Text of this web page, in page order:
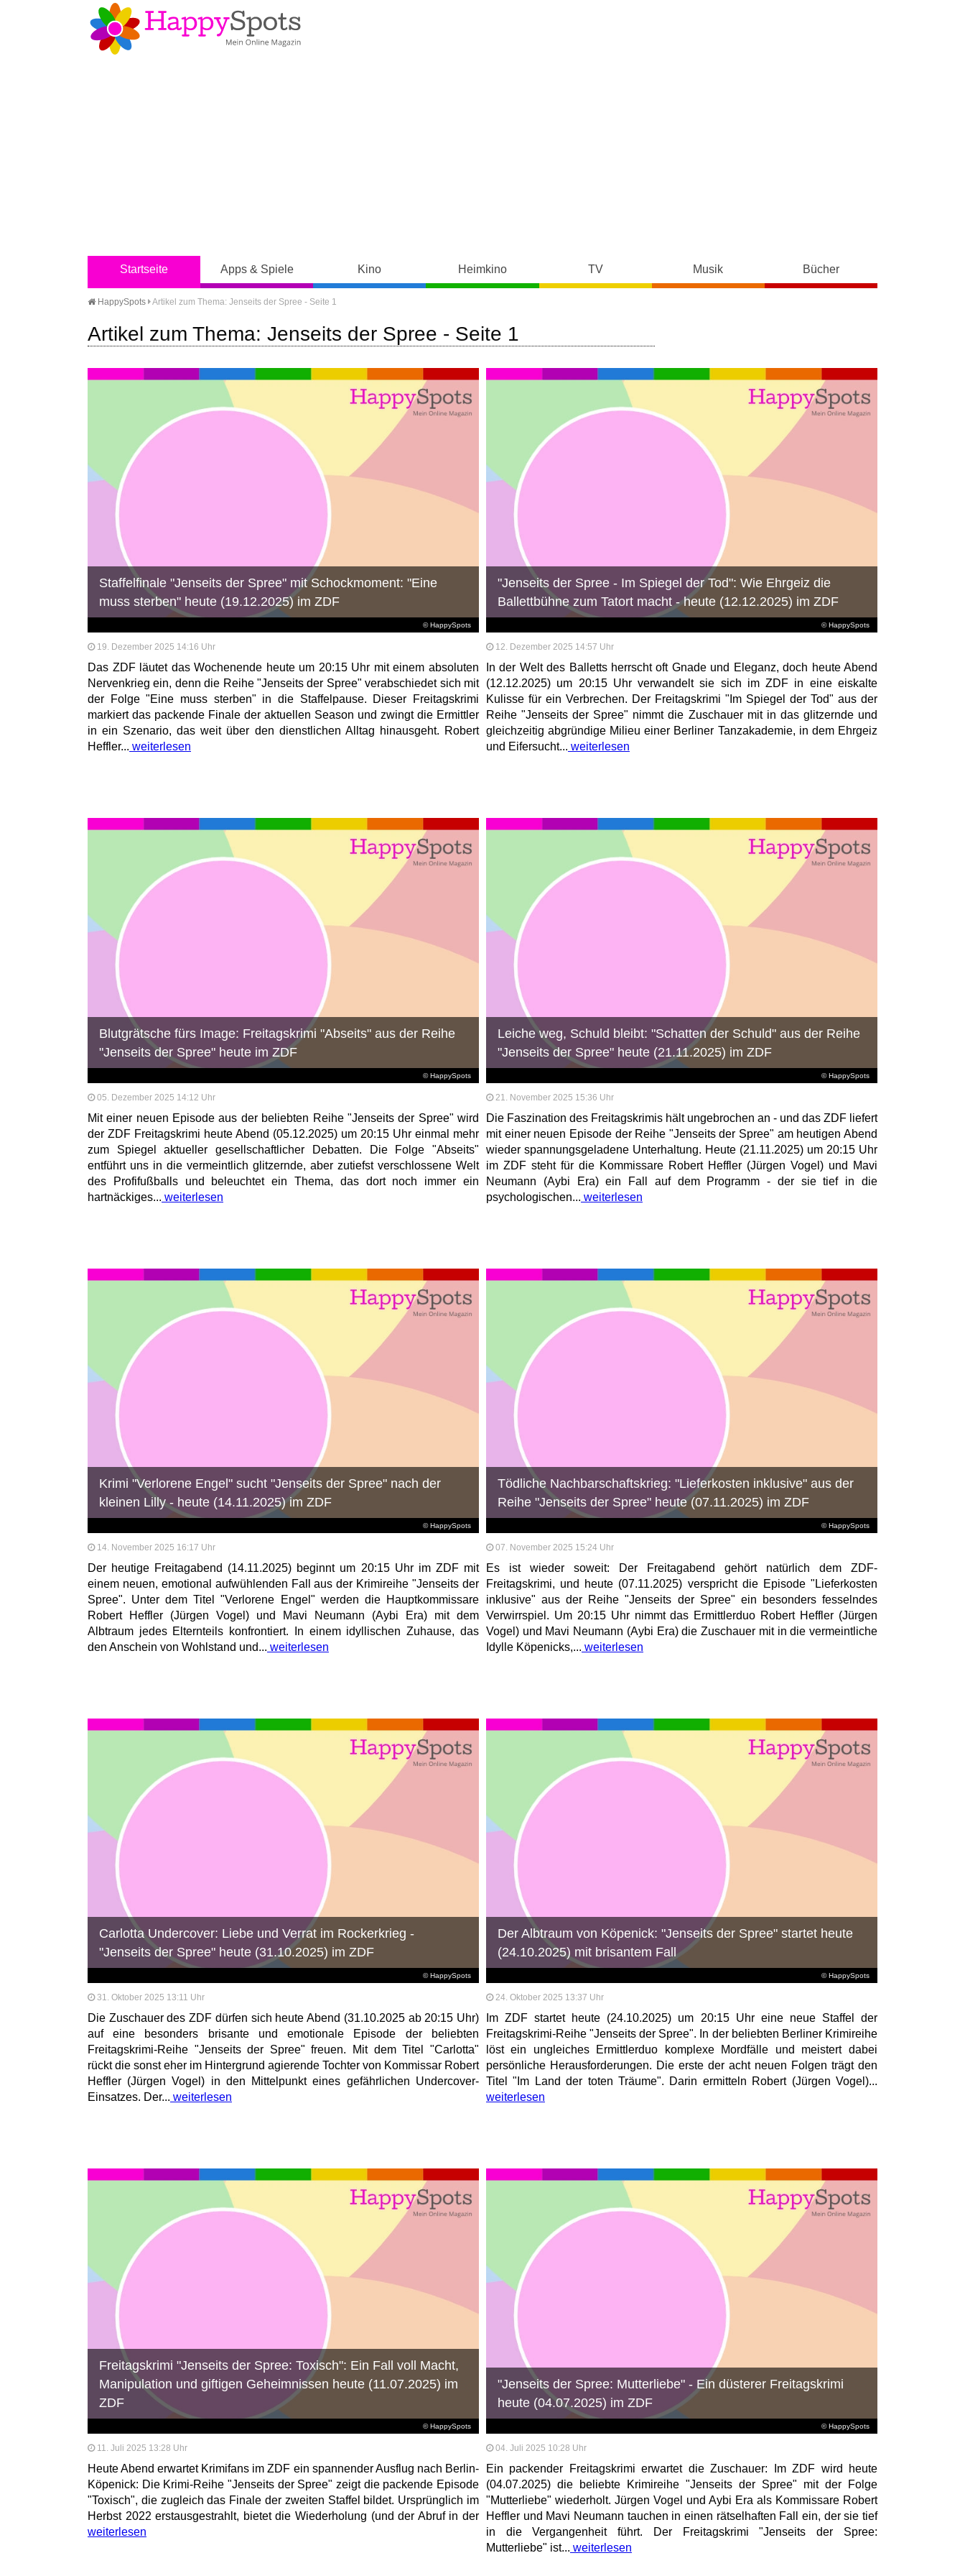
Startseite Apps & Spiele Kino Heimkino TV Musik Bücher
HappySpots Artikel zum Thema: Jenseits der Spree - Seite 1
Artikel zum Thema: Jenseits der Spree - Seite 1
© HappySpots
Staffelfinale "Jenseits der Spree" mit Schockmoment: "Eine
muss sterben" heute (19.12.2025) im ZDF
19. Dezember 2025 14:16 Uhr
Das ZDF läutet das Wochenende heute um 20:15 Uhr mit einem absoluten
Nervenkrieg ein, denn die Reihe "Jenseits der Spree" verabschiedet sich mit
der Folge "Eine muss sterben" in die Staffelpause. Dieser Freitagskrimi
markiert das packende Finale der aktuellen Season und zwingt die Ermittler
in ein Szenario, das weit über den dienstlichen Alltag hinausgeht. Robert
Heffler... weiterlesen
© HappySpots
"Jenseits der Spree - Im Spiegel der Tod": Wie Ehrgeiz die
Ballettbühne zum Tatort macht - heute (12.12.2025) im ZDF
12. Dezember 2025 14:57 Uhr
In der Welt des Balletts herrscht oft Gnade und Eleganz, doch heute Abend
(12.12.2025) um 20:15 Uhr verwandelt sie sich im ZDF in eine eiskalte
Kulisse für ein Verbrechen. Der Freitagskrimi "Im Spiegel der Tod" aus der
Reihe "Jenseits der Spree" nimmt die Zuschauer mit in das glitzernde und
gleichzeitig abgründige Milieu einer Berliner Tanzakademie, in dem Ehrgeiz
und Eifersucht... weiterlesen
© HappySpots
Blutgrätsche fürs Image: Freitagskrimi "Abseits" aus der Reihe
"Jenseits der Spree" heute im ZDF
05. Dezember 2025 14:12 Uhr
Mit einer neuen Episode aus der beliebten Reihe "Jenseits der Spree" wird
der ZDF Freitagskrimi heute Abend (05.12.2025) um 20:15 Uhr einmal mehr
zum Spiegel aktueller gesellschaftlicher Debatten. Die Folge "Abseits"
entführt uns in die vermeintlich glitzernde, aber zutiefst verschlossene Welt
des Profifußballs und beleuchtet ein Thema, das dort noch immer ein
hartnäckiges... weiterlesen
© HappySpots
Leiche weg, Schuld bleibt: "Schatten der Schuld" aus der Reihe
"Jenseits der Spree" heute (21.11.2025) im ZDF
21. November 2025 15:36 Uhr
Die Faszination des Freitagskrimis hält ungebrochen an - und das ZDF liefert
mit einer neuen Episode der Reihe "Jenseits der Spree" am heutigen Abend
wieder spannungsgeladene Unterhaltung. Heute (21.11.2025) um 20:15 Uhr
im ZDF steht für die Kommissare Robert Heffler (Jürgen Vogel) und Mavi
Neumann (Aybi Era) ein Fall auf dem Programm - der sie tief in die
psychologischen... weiterlesen
© HappySpots
Krimi "Verlorene Engel" sucht "Jenseits der Spree" nach der
kleinen Lilly - heute (14.11.2025) im ZDF
14. November 2025 16:17 Uhr
Der heutige Freitagabend (14.11.2025) beginnt um 20:15 Uhr im ZDF mit
einem neuen, emotional aufwühlenden Fall aus der Krimireihe "Jenseits der
Spree". Unter dem Titel "Verlorene Engel" werden die Hauptkommissare
Robert Heffler (Jürgen Vogel) und Mavi Neumann (Aybi Era) mit dem
Albtraum jedes Elternteils konfrontiert. In einem idyllischen Zuhause, das
den Anschein von Wohlstand und... weiterlesen
© HappySpots
Tödliche Nachbarschaftskrieg: "Lieferkosten inklusive" aus der
Reihe "Jenseits der Spree" heute (07.11.2025) im ZDF
07. November 2025 15:24 Uhr
Es ist wieder soweit: Der Freitagabend gehört natürlich dem ZDF-
Freitagskrimi, und heute (07.11.2025) verspricht die Episode "Lieferkosten
inklusive" aus der Reihe "Jenseits der Spree" ein besonders fesselndes
Verwirrspiel. Um 20:15 Uhr nimmt das Ermittlerduo Robert Heffler (Jürgen
Vogel) und Mavi Neumann (Aybi Era) die Zuschauer mit in die vermeintliche
Idylle Köpenicks,... weiterlesen
© HappySpots
Carlotta Undercover: Liebe und Verrat im Rockerkrieg -
"Jenseits der Spree" heute (31.10.2025) im ZDF
31. Oktober 2025 13:11 Uhr
Die Zuschauer des ZDF dürfen sich heute Abend (31.10.2025 ab 20:15 Uhr)
auf eine besonders brisante und emotionale Episode der beliebten
Freitagskrimi-Reihe "Jenseits der Spree" freuen. Mit dem Titel "Carlotta"
rückt die sonst eher im Hintergrund agierende Tochter von Kommissar Robert
Heffler (Jürgen Vogel) in den Mittelpunkt eines gefährlichen Undercover-
Einsatzes. Der... weiterlesen
© HappySpots
Der Albtraum von Köpenick: "Jenseits der Spree" startet heute
(24.10.2025) mit brisantem Fall
24. Oktober 2025 13:37 Uhr
Im ZDF startet heute (24.10.2025) um 20:15 Uhr eine neue Staffel der
Freitagskrimi-Reihe "Jenseits der Spree". In der beliebten Berliner Krimireihe
löst ein ungleiches Ermittlerduo komplexe Mordfälle und meistert dabei
persönliche Herausforderungen. Die erste der acht neuen Folgen trägt den
Titel "Im Land der toten Träume". Darin ermitteln Robert (Jürgen Vogel)...
weiterlesen
© HappySpots
Freitagskrimi "Jenseits der Spree: Toxisch": Ein Fall voll Macht,
Manipulation und giftigen Geheimnissen heute (11.07.2025) im
ZDF
11. Juli 2025 13:28 Uhr
Heute Abend erwartet Krimifans im ZDF ein spannender Ausflug nach Berlin-
Köpenick: Die Krimi-Reihe "Jenseits der Spree" zeigt die packende Episode
"Toxisch", die zugleich das Finale der zweiten Staffel bildet. Ursprünglich im
Herbst 2022 erstausgestrahlt, bietet die Wiederholung (und der Abruf in der
weiterlesen
© HappySpots
"Jenseits der Spree: Mutterliebe" - Ein düsterer Freitagskrimi
heute (04.07.2025) im ZDF
04. Juli 2025 10:28 Uhr
Ein packender Freitagskrimi erwartet die Zuschauer: Im ZDF wird heute
(04.07.2025) die beliebte Krimireihe "Jenseits der Spree" mit der Folge
"Mutterliebe" wiederholt. Jürgen Vogel und Aybi Era als Kommissare Robert
Heffler und Mavi Neumann tauchen in einen rätselhaften Fall ein, der sie tief
in die Vergangenheit führt. Der Freitagskrimi "Jenseits der Spree:
Mutterliebe" ist... weiterlesen